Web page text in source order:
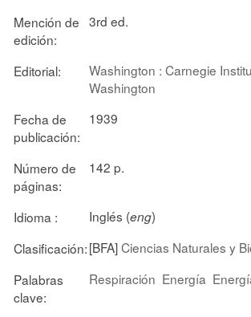
Mención de
edición:
3rd ed.
Editorial:
Washington : Carnegie
Washington
Fecha de
publicación:
1939
Número de
páginas:
142 p.
Idioma : Inglés (eng)
Clasificación:[BFA]Ciencias Naturales y
Palabras
clave:
Respiración Energía